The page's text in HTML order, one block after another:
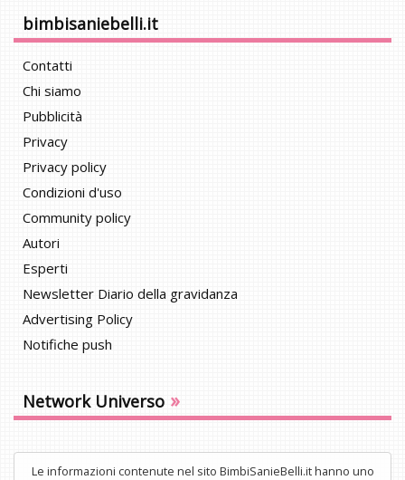
bimbisaniebelli.it
Contatti
Chi siamo
Pubblicità
Privacy
Privacy policy
Condizioni d'uso
Community policy
Autori
Esperti
Newsletter Diario della gravidanza
Advertising Policy
Notifiche push
Network Universo »
Le informazioni contenute nel sito BimbiSanieBelli.it hanno uno